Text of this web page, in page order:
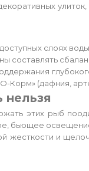
слоях
составлять
(дафния,
нельзя
этих рыб
бьющее
жесткости и